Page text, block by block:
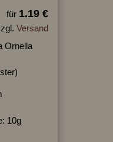
für 1.19 €
Versand
Ornella
10g